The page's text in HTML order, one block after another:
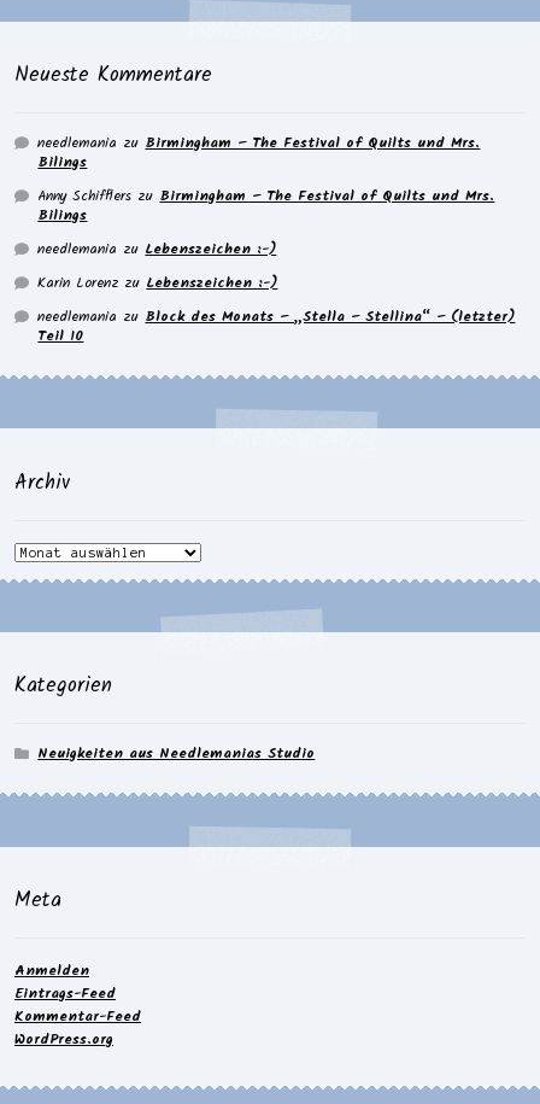
Neueste Kommentare
needlemania zuBirmingham – The Festival of Quilts und Mrs.
Bilings
Anny Schifflers zuBirmingham – The Festival of Quilts und Mrs.
Bilings
needlemania zuLebenszeichen :-)
Karin Lorenz zuLebenszeichen :-)
needlemania zuBlock des Monats – „Stella – Stellina“ – (letzter)
Teil 10
Archiv
Archiv
Kategorien
Neuigkeiten aus Needlemanias Studio
Meta
Anmelden
Eintrags-Feed
Kommentar-Feed
WordPress.org